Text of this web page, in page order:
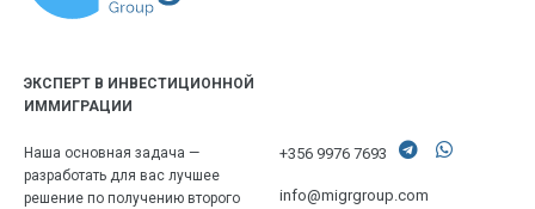
ЭКСПЕРТ В ИНВЕСТИЦИОННОЙ
ИММИГРАЦИИ
Наша основная задача —
разработать для вас лучшее
решение по получению второго
+356 9976 7693
info@migrgroup.com